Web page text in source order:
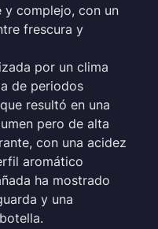
y complejo, con un
frescura y
por un clima
de periodos
resultó en una
pero de alta
con una acidez
aromático
ha mostrado
y una